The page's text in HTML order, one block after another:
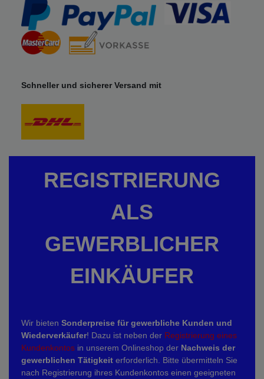
Schneller und sicherer Versand mit
REGISTRIERUNG
ALS
GEWERBLICHER
EINKÄUFER
Wir bieten Sonderpreise für gewerbliche Kunden und
Wiederverkäufer! Dazu ist neben der Registrierung eines
Kundenkontos in unserem Onlineshop der Nachweis der
gewerblichen Tätigkeit erforderlich. Bitte übermitteln Sie
nach Registrierung ihres Kundenkontos einen geeigneten